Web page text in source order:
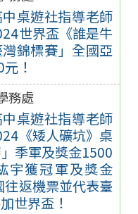
桌遊社指導老師
世界盃《誰是牛
錦標賽」全國亞
！
務處
桌遊社指導老師
《矮人礦坑》桌
季軍及獎金1500
宇獲冠軍及獎金
返機票並代表臺
世界盃！